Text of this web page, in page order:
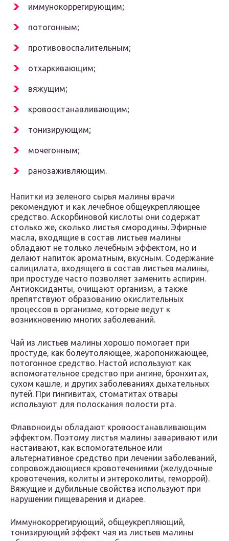
иммунокоррегирующим;
потогонным;
противовоспалительным;
отхаркивающим;
вяжущим;
кровоостанавливающим;
тонизирующим;
мочегонным;
ранозаживляющим.
Напитки из зеленого сырья малины врачи
рекомендуют и как лечебное общеукрепляющее
средство. Аскорбиновой кислоты они содержат
столько же, сколько листья смородины. Эфирные
масла, входящие в состав листьев малины
обладают не только лечебным эффектом, но и
делают напиток ароматным, вкусным. Содержание
салицилата, входящего в состав листьев малины,
при простуде часто позволяет заменить аспирин.
Антиоксиданты, очищают организм, а также
препятствуют образованию окислительных
процессов в организме, которые ведут к
возникновению многих заболеваний.
Чай из листьев малины хорошо помогает при
простуде, как болеутоляющее, жаропонижающее,
потогонное средство. Настой используют как
вспомогательное средство при ангине, бронхитах,
сухом кашле, и других заболеваниях дыхательных
путей. При гингивитах, стоматитах отвары
используют для полоскания полости рта.
Флавоноиды обладают кровоостанавливающим
эффектом. Поэтому листья малины заваривают или
настаивают, как вспомогательное или
альтернативное средство при лечении заболеваний,
сопровождающиеся кровотечениями (желудочные
кровотечения, колиты и энтероколиты, геморрой).
Вяжущие и дубильные свойства используют при
нарушении пищеварения и диарее.
Иммунокоррегирующий, общеукрепляющий,
тонизирующий эффект чая из листьев малины